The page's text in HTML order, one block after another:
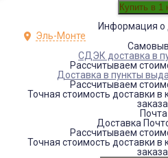
Информация о
Эль-Монте
СДЭК доставка в
Рассчитываем
Доставка в пункты
Рассчитываем
Точная стоимость доставки
заказа.
Почта
Доставка
Рассчитываем
Точная стоимость доставки
заказа.